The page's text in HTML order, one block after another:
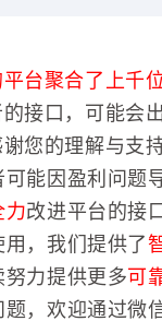
台聚合了上千
接口，可能会
您的理解与支持
能因盈利问题
力改进平台的接
用，我们提供了
力提供更多可
，欢迎通过微